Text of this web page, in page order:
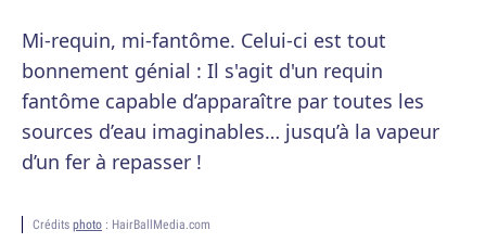
Mi-requin, mi-fantôme. Celui-ci est tout
bonnement génial : Il s'agit d'un requin
fantôme capable d’apparaître par toutes les
sources d’eau imaginables… jusqu’à la vapeur
d’un fer à repasser !
Crédits photo : HairBallMedia.com